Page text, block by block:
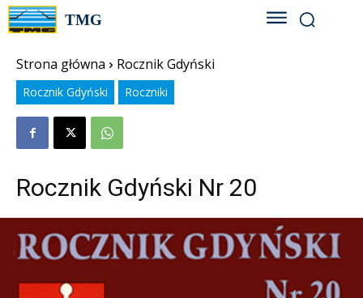
TMG
Strona główna Rocznik Gdyński
Rocznik Gdyński Roczniki
Rocznik Gdyński Nr 20